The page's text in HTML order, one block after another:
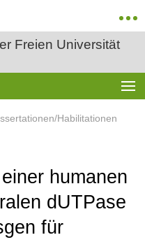
Freien Universität
Habilitationen
humanen
dUTPase
für